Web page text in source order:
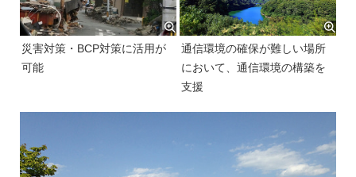
災害対策・BCP対策に活用が
可能
通信環境の確保が難しい場所
において、通信環境の構築を
支援